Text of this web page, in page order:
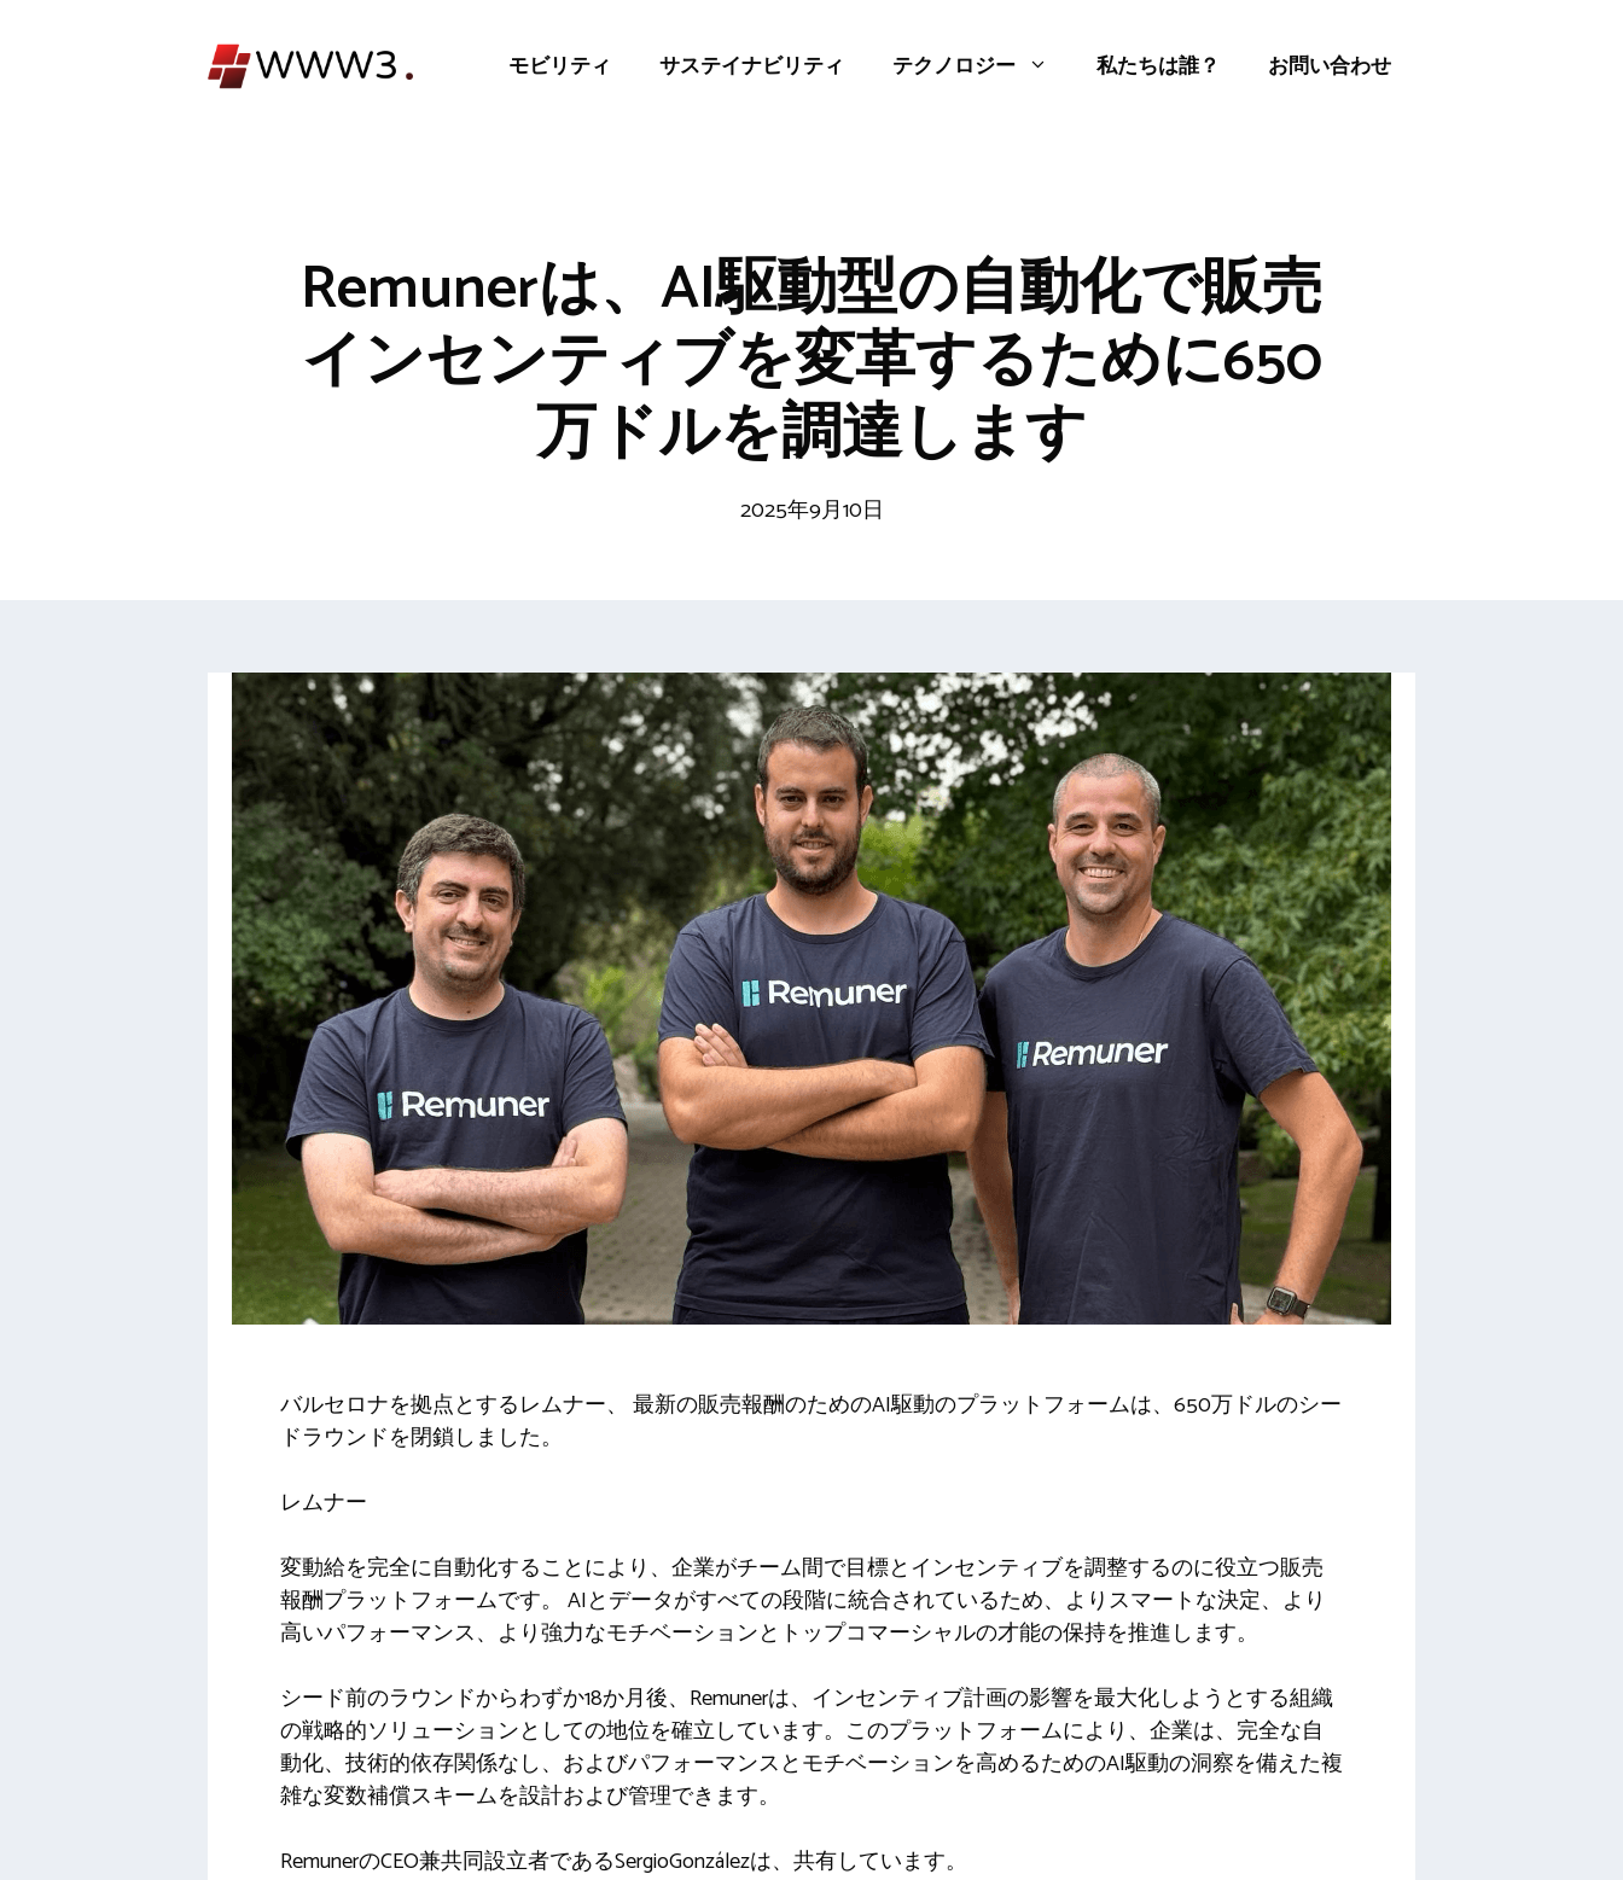
モビリティ サステイナビリティ テクノロジー 私たちは誰？ お問い合わせ
Remunerは、AI駆動型の自動化で販売
インセンティブを変革するために650
万ドルを調達します
2025年9月10日
バルセロナを拠点とするレムナー、 最新の販売報酬のためのAI駆動のプラットフォームは、650万ドルのシー
ドラウンドを閉鎖しました。
レムナー
変動給を完全に自動化することにより、企業がチーム間で目標とインセンティブを調整するのに役立つ販売
報酬プラットフォームです。 AIとデータがすべての段階に統合されているため、よりスマートな決定、より
高いパフォーマンス、より強力なモチベーションとトップコマーシャルの才能の保持を推進します。
シード前のラウンドからわずか18か月後、Remunerは、インセンティブ計画の影響を最大化しようとする組織
の戦略的ソリューションとしての地位を確立しています。このプラットフォームにより、企業は、完全な自
動化、技術的依存関係なし、およびパフォーマンスとモチベーションを高めるためのAI駆動の洞察を備えた複
雑な変数補償スキームを設計および管理できます。
RemunerのCEO兼共同設立者であるSergioGonzálezは、共有しています。